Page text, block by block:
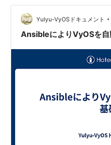
Yulyu-VyOSドキュメント •
AnsibleによりVyOSを